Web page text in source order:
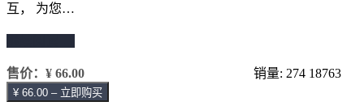
互， 为您…
售价： ¥ 66.00 销量: 274 18763
¥ 66.00 – 立即购买